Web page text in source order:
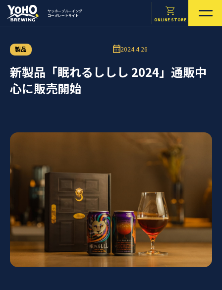
ヤッホーブルーイング
コーポレートサイト
ONLINE STORE
製品 2024.4.26
新製品「眠れるししし 2024」通販中
心に販売開始